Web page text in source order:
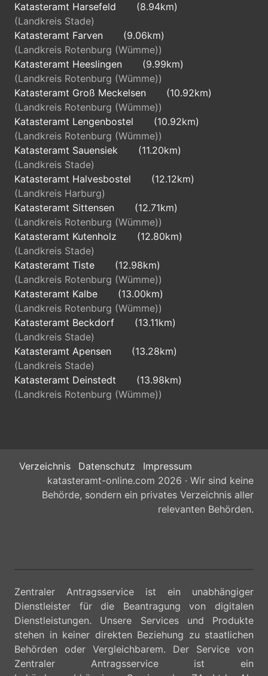
Katasteramt Harsefeld
(8.94km)
(Landkreis Stade)
Katasteramt Farven
(9.06km)
(Landkreis Rotenburg (Wümme))
Katasteramt Heeslingen
(9.99km)
(Landkreis Rotenburg (Wümme))
Katasteramt Groß Meckelsen
(10.92km)
(Landkreis Rotenburg (Wümme))
Katasteramt Lengenbostel
(10.92km)
(Landkreis Rotenburg (Wümme))
Katasteramt Sauensiek
(11.20km)
(Landkreis Stade)
Katasteramt Halvesbostel
(12.12km)
(Landkreis Harburg)
Katasteramt Sittensen
(12.71km)
(Landkreis Rotenburg (Wümme))
Katasteramt Kutenholz
(12.80km)
(Landkreis Stade)
Katasteramt Tiste
(12.98km)
(Landkreis Rotenburg (Wümme))
Katasteramt Kalbe
(13.00km)
(Landkreis Rotenburg (Wümme))
Katasteramt Beckdorf
(13.11km)
(Landkreis Stade)
Katasteramt Apensen
(13.28km)
(Landkreis Stade)
Katasteramt Deinstedt
(13.98km)
(Landkreis Rotenburg (Wümme))
Verzeichnis Datenschutz
Impressum
katasteramt-online.com 2026 · Wir sind keine
Behörde, sondern ein privates Verzeichnis aller
relevanten Behörden.
Zentraler Antragsservice ist ein unabhängiger
Dienstleister für die Beantragung von digitalen
Dienstleistungen. Unsere Services und Produkte
stehen in keiner direkten Beziehung zu staatlichen
Behörden oder Vergleichbarem. Der Service von
Zentraler Antragsservice ist ein